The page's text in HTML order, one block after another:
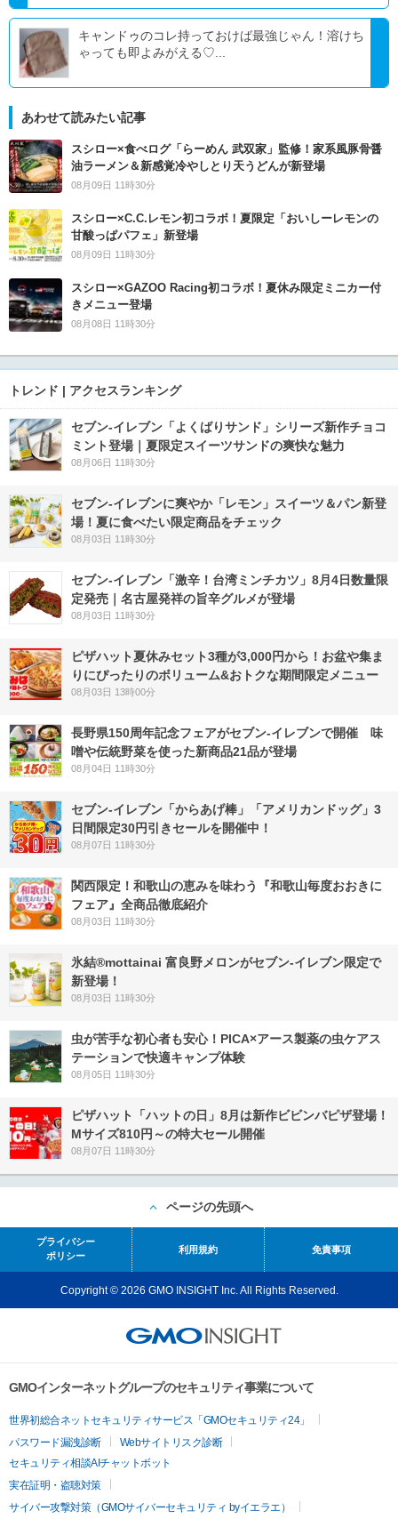
キャンドゥのコレ持っておけば最強じゃん！溶けち
ゃっても即よみがえる♡...
あわせて読みたい記事
スシロー×食べログ「らーめん 武双家」監修！家系風豚骨醤
油ラーメン＆新感覚冷やしとり天うどんが新登場
08月09日 11時30分
スシロー×C.C.レモン初コラボ！夏限定「おいしーレモンの
甘酸っぱパフェ」新登場
08月09日 11時30分
スシロー×GAZOO Racing初コラボ！夏休み限定ミニカー付
きメニュー登場
08月08日 11時30分
トレンド | アクセスランキング
セブン‐イレブン「よくばりサンド」シリーズ新作チョコ
ミント登場｜夏限定スイーツサンドの爽快な魅力
08月06日 11時30分
セブン‐イレブンに爽やか「レモン」スイーツ＆パン新登
場！夏に食べたい限定商品をチェック
08月03日 11時30分
セブン-イレブン「激辛！台湾ミンチカツ」8月4日数量限
定発売｜名古屋発祥の旨辛グルメが登場
08月03日 11時30分
ピザハット夏休みセット3種が3,000円から！お盆や集ま
りにぴったりのボリューム&おトクな期間限定メニュー
08月03日 13時00分
長野県150周年記念フェアがセブン-イレブンで開催 味
噌や伝統野菜を使った新商品21品が登場
08月04日 11時30分
セブン‐イレブン「からあげ棒」「アメリカンドッグ」3
日間限定30円引きセールを開催中！
08月07日 11時30分
関西限定！和歌山の恵みを味わう『和歌山毎度おおきに
フェア』全商品徹底紹介
08月03日 11時30分
氷結®mottainai 富良野メロンがセブン‐イレブン限定で
新登場！
08月03日 11時30分
虫が苦手な初心者も安心！PICA×アース製薬の虫ケアス
テーションで快適キャンプ体験
08月05日 11時30分
ピザハット「ハットの日」8月は新作ビビンバピザ登場！
Mサイズ810円～の特大セール開催
08月07日 11時30分
ページの先頭へ
プライバシー
ポリシー
利用規約 免責事項
Copyright © 2026 GMO INSIGHT Inc. All Rights Reserved.
GMOインターネットグループのセキュリティ事業について
世界初総合ネットセキュリティサービス「GMOセキュリティ24」
パスワード漏洩診断
Webサイトリスク診断
セキュリティ相談AIチャットボット
実在証明・盗聴対策
サイバー攻撃対策（GMOサイバーセキュリティ byイエラエ）